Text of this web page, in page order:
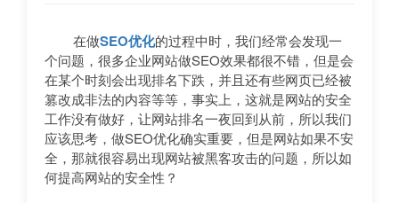
在做SEO优化的过程中时，我们经常会发现一
个问题，很多企业网站做SEO效果都很不错，但是会
在某个时刻会出现排名下跌，并且还有些网页已经被
篡改成非法的内容等等，事实上，这就是网站的安全
工作没有做好，让网站排名一夜回到从前，所以我们
应该思考，做SEO优化确实重要，但是网站如果不安
全，那就很容易出现网站被黑客攻击的问题，所以如
何提高网站的安全性？